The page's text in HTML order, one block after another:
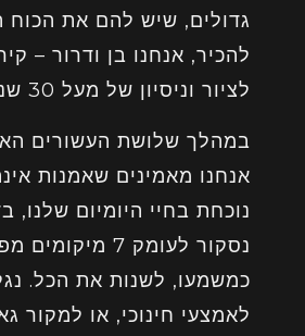
גדולים, שיש להם את הכוח
לציור וניסיון של מעל 30 שנה בתחום, ורואים בכל קיר הזדמנות בלתי רגילה.
במהלך שלושת העשורים
אנחנו מאמינים שאמנות
נוכחת בחיי היומיום
נסקור לעומק
כמשמעו, לשנות את הכל.
לאמצעי חינוכי, או למקור